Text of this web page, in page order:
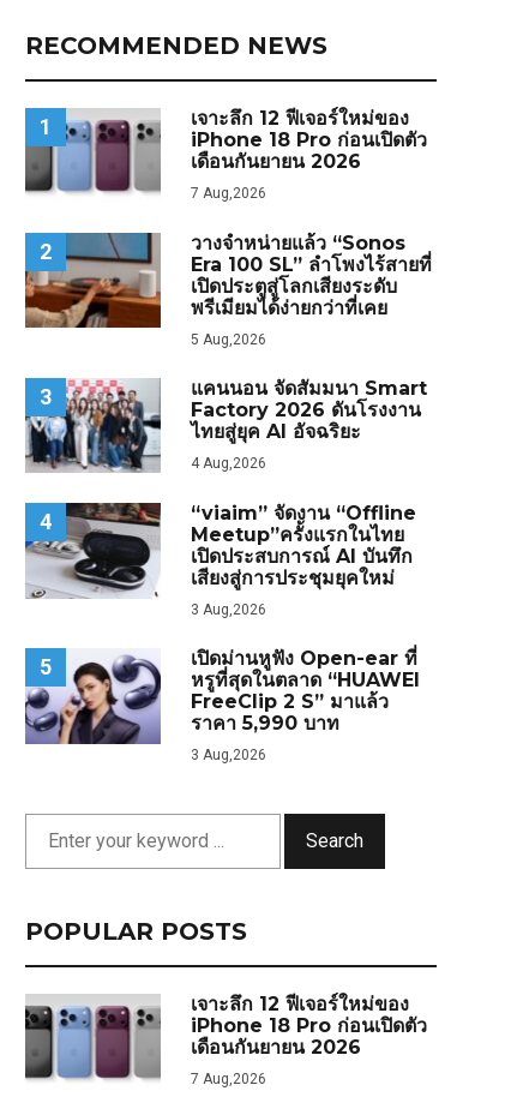
RECOMMENDED NEWS
1
เจาะลึก 12 ฟีเจอร์ใหม่ของ
iPhone 18 Pro ก่อนเปิดตัว
เดือนกันยายน 2026
7 Aug,2026
2
วางจำหน่ายแล้ว “Sonos
Era 100 SL” ลำโพงไร้สายที่
เปิดประตูสู่โลกเสียงระดับ
พรีเมียมได้ง่ายกว่าที่เคย
5 Aug,2026
3
แคนนอน จัดสัมมนา Smart
Factory 2026 ดันโรงงาน
ไทยสู่ยุค AI อัจฉริยะ
4 Aug,2026
4
“viaim” จัดงาน “Offline
Meetup”ครั้งแรกในไทย
เปิดประสบการณ์ AI บันทึก
เสียงสู่การประชุมยุคใหม่
3 Aug,2026
5
เปิดม่านหูฟัง Open-ear ที่
หรูที่สุดในตลาด “HUAWEI
FreeClip 2 S” มาแล้ว
ราคา 5,990 บาท
3 Aug,2026
Search
POPULAR POSTS
เจาะลึก 12 ฟีเจอร์ใหม่ของ
iPhone 18 Pro ก่อนเปิดตัว
เดือนกันยายน 2026
7 Aug,2026